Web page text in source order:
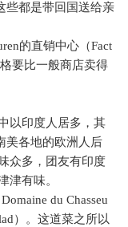
些都是带回国送给亲
的直销中心（Fact
要比一般商店卖得
以印度人居多，其
美各地的欧洲人后
众多，团友有印度
津有味。
du Chasseu
）。这道菜之所以